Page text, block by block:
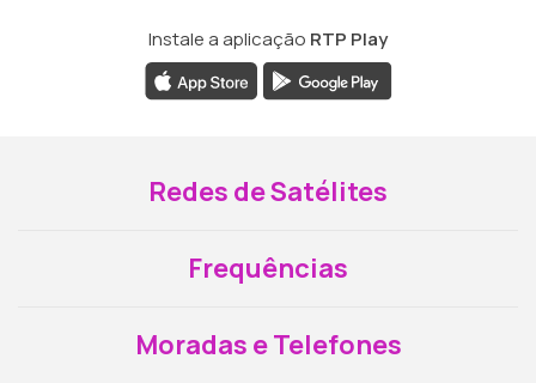
Instale a aplicação RTP Play
Redes de Satélites
Frequências
Moradas e Telefones